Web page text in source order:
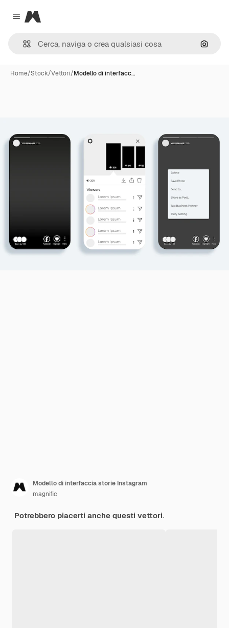
Close menu
Magnific
Cerca
Home/Stock/Vettori/Modello di interfacc…
Modello di interfaccia storie Instagram
magnific
Potrebbero piacerti anche questi vettori.